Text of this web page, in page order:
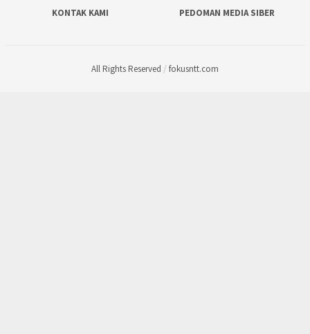
KONTAK KAMI
PEDOMAN MEDIA SIBER
All Rights Reserved / fokusntt.com